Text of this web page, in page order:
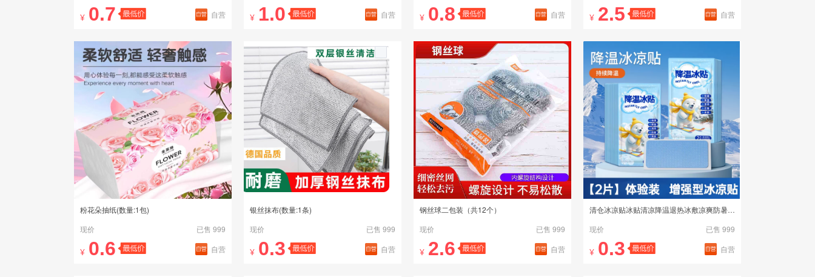
¥ 0.7 自营 ¥ 1.0 自营 ¥ 0.8 自营 ¥ 2.5 自营
粉花朵抽纸(数量:1包)
现价
已售 999
¥ 0.6 自营
银丝抹布(数量:1条)
现价
已售 999
¥ 0.3 自营
钢丝球二包装（共12个）
现价
已售 999
¥ 2.6 自营
清仓冰凉贴冰贴清凉降温退热冰敷凉爽防暑解暑神器2片装
现价
已售 999
¥ 0.3 自营